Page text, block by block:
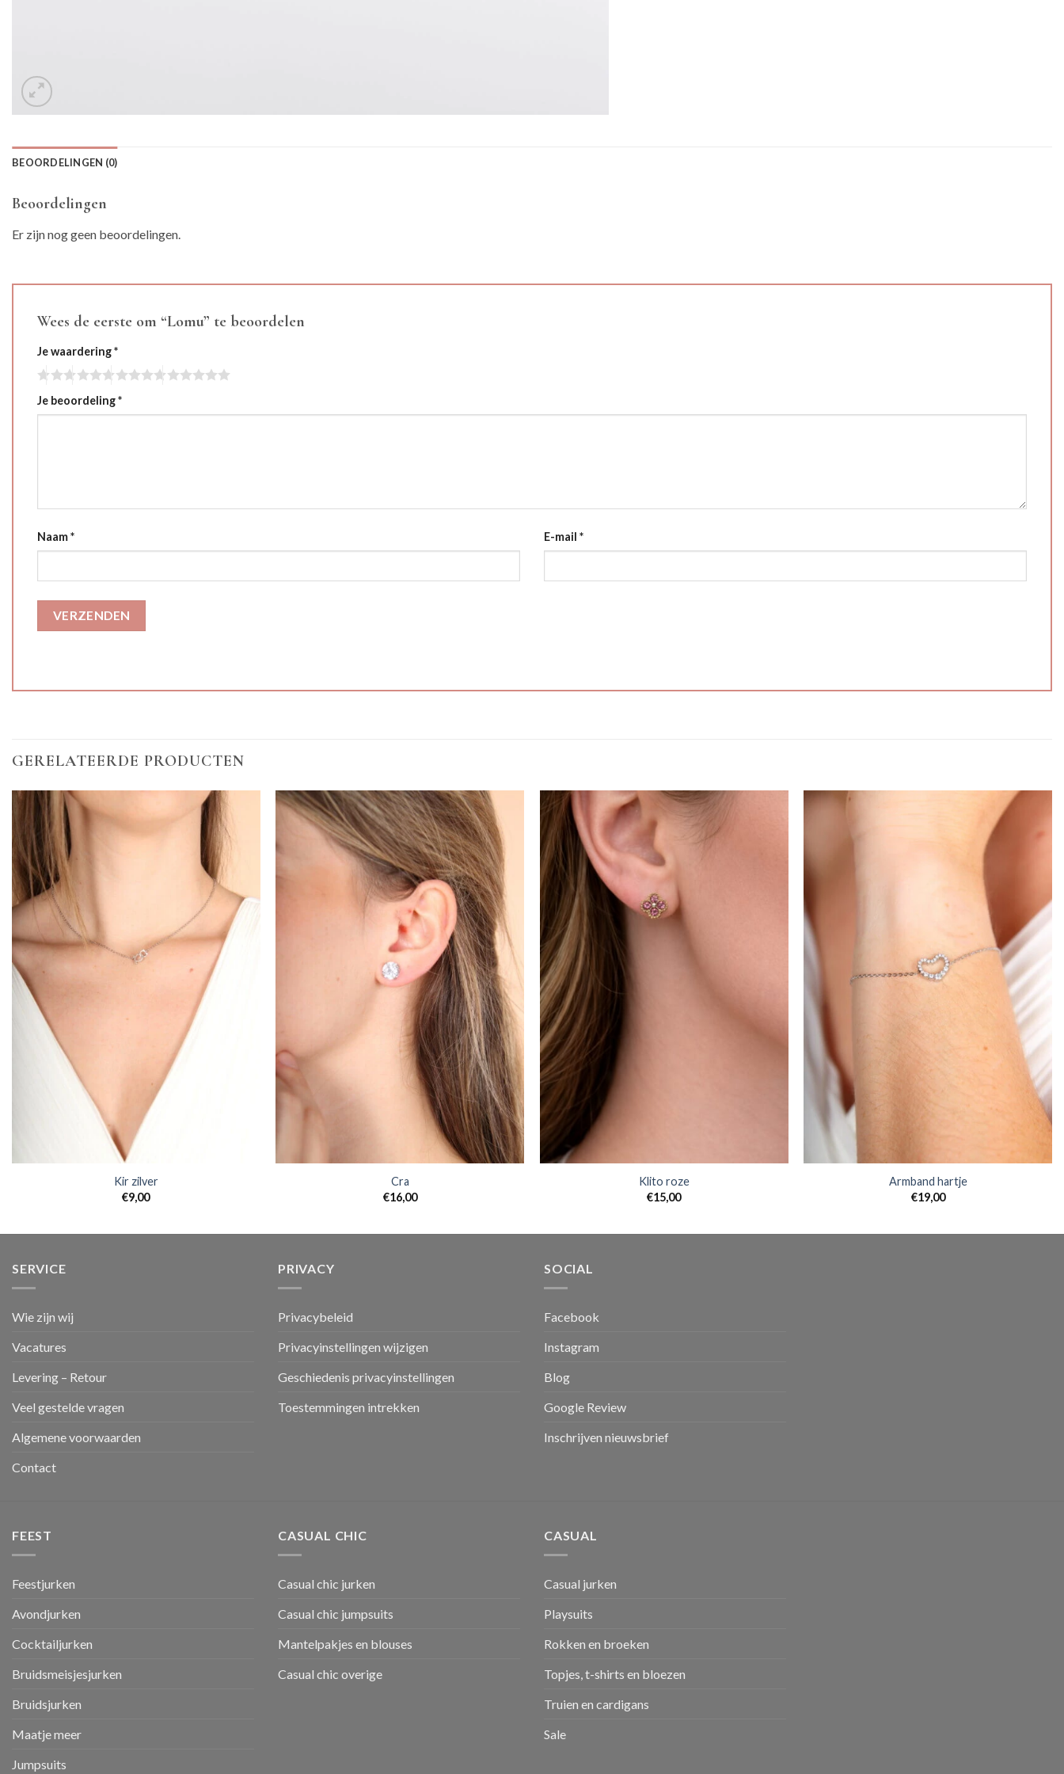
BEOORDELINGEN (0)
Beoordelingen
Er zijn nog geen beoordelingen.
Wees de eerste om “Lomu” te beoordelen
Je waardering*
Je beoordeling*
Naam* E-mail *
GERELATEERDE PRODUCTEN
Kir zilver
€9,00
Cra
€16,00
Klito roze
€15,00
Armband hartje
€19,00
SERVICE
Wie zijn wij
Vacatures
Levering – Retour
Veel gestelde vragen
Algemene voorwaarden
Contact
PRIVACY
Privacybeleid
Privacyinstellingen wijzigen
Geschiedenis privacyinstellingen
Toestemmingen intrekken
SOCIAL
Facebook
Instagram
Blog
Google Review
Inschrijven nieuwsbrief
FEEST
Feestjurken
Avondjurken
Cocktailjurken
Bruidsmeisjesjurken
Bruidsjurken
Maatje meer
Jumpsuits
CASUAL CHIC
Casual chic jurken
Casual chic jumpsuits
Mantelpakjes en blouses
Casual chic overige
CASUAL
Casual jurken
Playsuits
Rokken en broeken
Topjes, t-shirts en bloezen
Truien en cardigans
Sale